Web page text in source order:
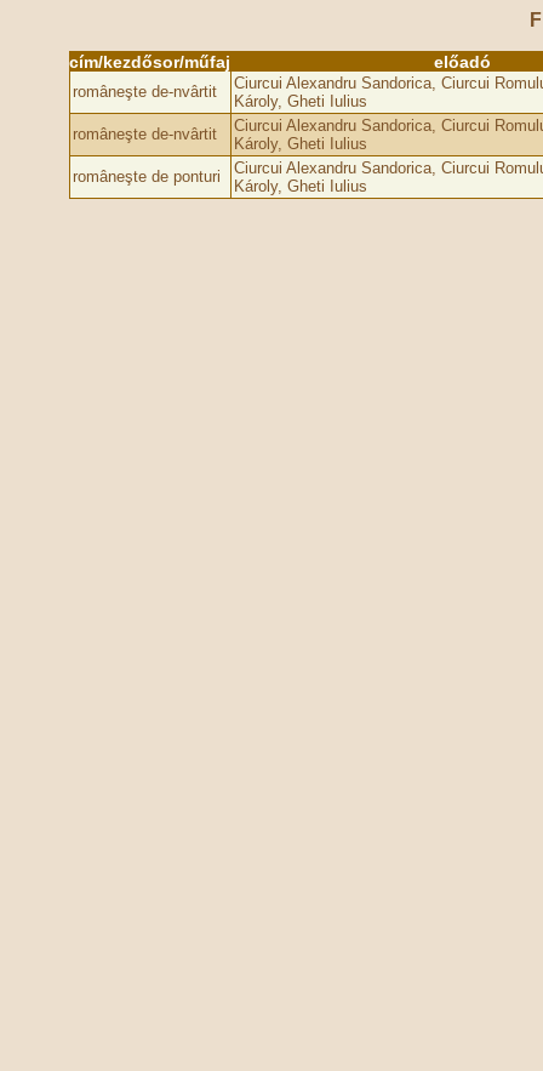
cím/kezdősor/műfaj előadó
româneşte de-nvârtit
Ciurcui Alexandru Sandorica, Ciurcui
Károly, Gheti Iulius
româneşte de-nvârtit
Ciurcui Alexandru Sandorica, Ciurcui
Károly, Gheti Iulius
româneşte de ponturi
Ciurcui Alexandru Sandorica, Ciurcui
Károly, Gheti Iulius